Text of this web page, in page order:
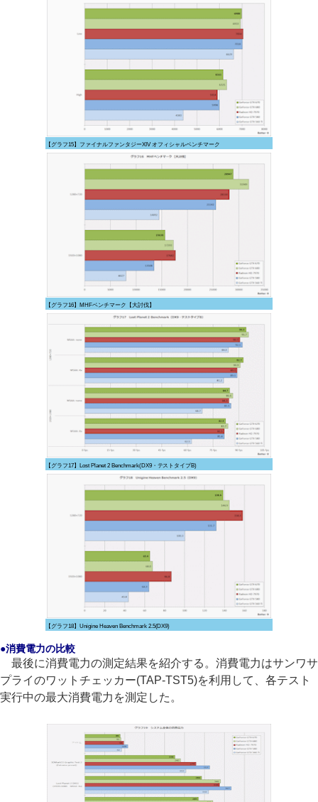
【グラフ15】ファイナルファンタジーXIV オフィシャルベンチマーク
【グラフ16】MHFベンチマーク【大討伐】
【グラフ17】Lost Planet 2 Benchmark(DX9・テストタイプB)
【グラフ18】Unigine Heaven Benchmark 2.5(DX9)
●消費電力の比較
最後に消費電力の測定結果を紹介する。消費電力はサンワサ
プライのワットチェッカー(TAP-TST5)を利用して、各テスト
実行中の最大消費電力を測定した。